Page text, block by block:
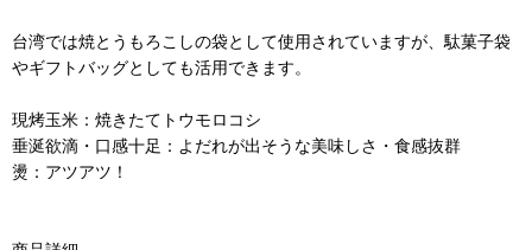
台湾では焼とうもろこしの袋として使用されていますが、駄菓子袋
やギフトバッグとしても活用できます。
現烤玉米：焼きたてトウモロコシ
垂涎欲滴・口感十足：よだれが出そうな美味しさ・食感抜群
燙：アツアツ！